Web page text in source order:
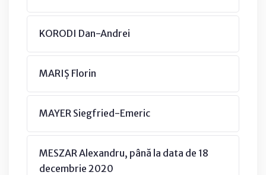
KORODI Dan-Andrei
MARIȘ Florin
MAYER Siegfried-Emeric
MESZAR Alexandru, până la data de 18
decembrie 2020